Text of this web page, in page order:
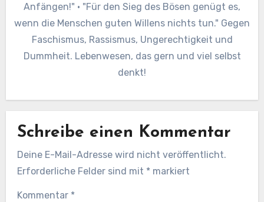
Anfängen!" · "Für den Sieg des Bösen genügt es,
wenn die Menschen guten Willens nichts tun." Gegen
Faschismus, Rassismus, Ungerechtigkeit und
Dummheit. Lebenwesen, das gern und viel selbst
denkt!
Schreibe einen Kommentar
Deine E-Mail-Adresse wird nicht veröffentlicht.
Erforderliche Felder sind mit * markiert
Kommentar *